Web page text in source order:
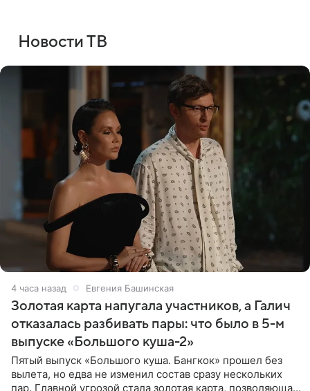
Новости ТВ
4 часа назад Евгения Башинская
Золотая карта напугала участников, а Галич
отказалась разбивать пары: что было в 5-м
выпуске «Большого куша-2»
Пятый выпуск «Большого куша. Бангкок» прошел без
вылета, но едва не изменил состав сразу нескольких
пар. Главной угрозой стала золотая карта, позволяющая